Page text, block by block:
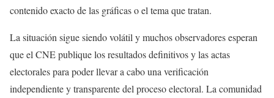
contenido exacto de las gráficas o el tema que tratan.
La situación sigue siendo volátil y muchos observadores esperan
que el CNE publique los resultados definitivos y las actas
electorales para poder llevar a cabo una verificación
independiente y transparente del proceso electoral. La comunidad